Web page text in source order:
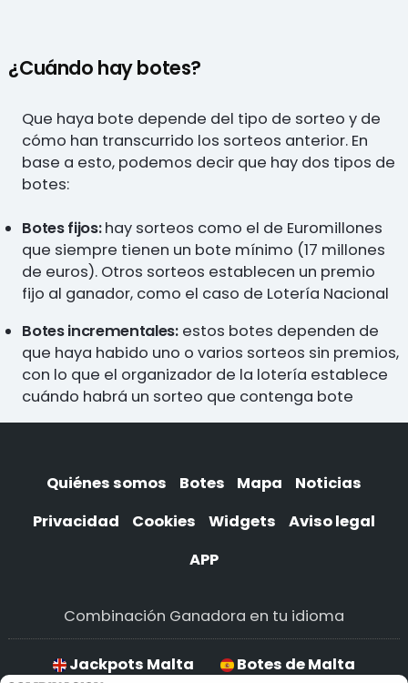
¿Cuándo hay botes?
Que haya bote depende del tipo de sorteo y de
cómo han transcurrido los sorteos anterior. En
base a esto, podemos decir que hay dos tipos de
botes:
Botes fijos:hay sorteos como el de Euromillones
que siempre tienen un bote mínimo (17 millones
de euros). Otros sorteos establecen un premio
fijo al ganador, como el caso de Lotería Nacional
Botes incrementales:estos botes dependen de
que haya habido uno o varios sorteos sin premios,
con lo que el organizador de la lotería establece
cuándo habrá un sorteo que contenga bote
Quiénes somos Botes Mapa
Noticias
Privacidad
Cookies Widgets
Aviso legal
APP
Combinación Ganadora en tu idioma
Jackpots Malta Botes de Malta